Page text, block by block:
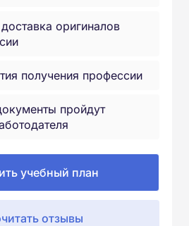
оригиналов
получения профессии
пройдут
учебный план
отзывы